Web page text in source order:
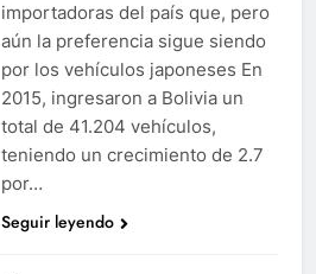
importadoras del país que, pero
aún la preferencia sigue siendo
por los vehículos japoneses En
2015, ingresaron a Bolivia un
total de 41.204 vehículos,
teniendo un crecimiento de 2.7
por…
Seguir leyendo